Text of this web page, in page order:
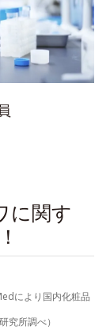
に関す
により国内化粧品
究所調べ）